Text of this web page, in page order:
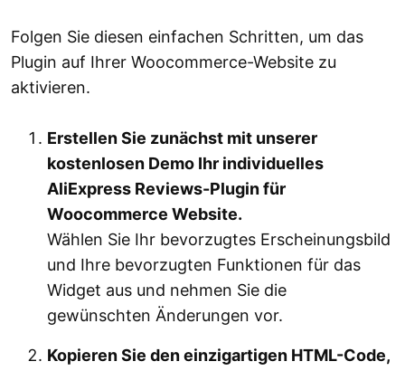
Folgen Sie diesen einfachen Schritten, um das
Plugin auf Ihrer Woocommerce-Website zu
aktivieren.
Erstellen Sie zunächst mit unserer
kostenlosen Demo Ihr individuelles
AliExpress Reviews-Plugin für
Woocommerce Website.
Wählen Sie Ihr bevorzugtes Erscheinungsbild
und Ihre bevorzugten Funktionen für das
Widget aus und nehmen Sie die
gewünschten Änderungen vor.
Kopieren Sie den einzigartigen HTML-Code,